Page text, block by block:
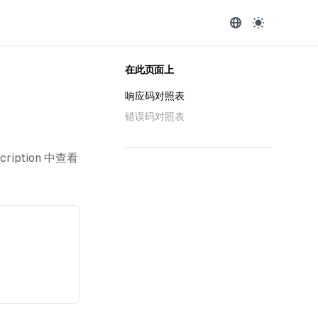
在此页面上
响应码对照表
错误码对照表
中查看